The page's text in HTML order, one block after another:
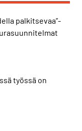
palkitsevaa”-
työssä on